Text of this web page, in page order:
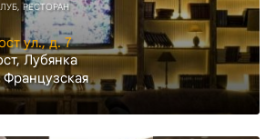
РЕСТОРАН
ул., д. 7
, Лубянка
Французская